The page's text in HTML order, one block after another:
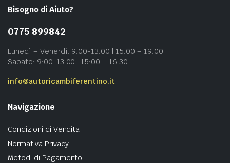
Bisogno di Aiuto?
0775 899842
Lunedì – Venerdì: 9:00-13:00 | 15:00 – 19:00
Sabato: 9:00-13:00 | 15:00 – 16:30
info@autoricambiferentino.it
Navigazione
Condizioni di Vendita
Normativa Privacy
Metodi di Pagamento